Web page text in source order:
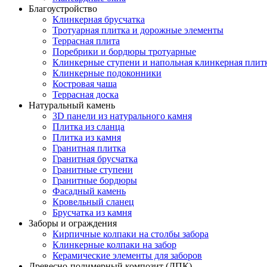
Благоустройство
Клинкерная брусчатка
Тротуарная плитка и дорожные элементы
Террасная плита
Поребрики и бордюры тротуарные
Клинкерные ступени и напольная клинкерная
Клинкерные подоконники
Костровая чаша
Террасная доска
Натуральный камень
3D панели из натурального камня
Плитка из сланца
Плитка из камня
Гранитная плитка
Гранитная брусчатка
Гранитные ступени
Гранитные бордюры
Фасадный камень
Кровельный сланец
Брусчатка из камня
Заборы и ограждения
Кирпичные колпаки на столбы забора
Клинкерные колпаки на забор
Керамические элементы для заборов